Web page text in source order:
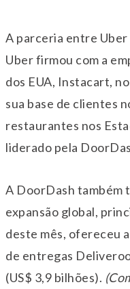
A parceria entre Uber
Uber firmou com a
dos EUA, Instacart,
sua base de clientes
restaurantes nos
liderado pela
A DoorDash também
expansão global,
deste mês, ofereceu
de entregas
(US$ 3,9 bilhões).